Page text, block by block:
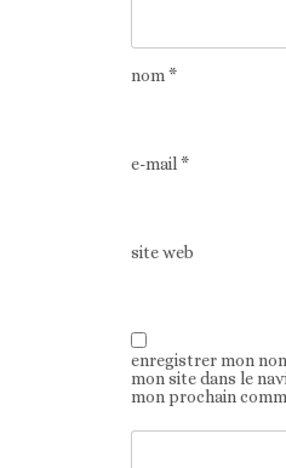
nom*
e-mail*
site web
enregistrer mon
mon site dans le
mon prochain